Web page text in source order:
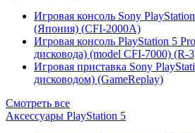
Игровая консоль Sony
(Япония) (CFI-2000A)
Игровая консоль PlayStation 5
дисковода) (model CFI-7000) (R-
Игровая приставка Sony
дисководом) (GameReplay)
Смотреть все
Аксессуары PlayStation 5